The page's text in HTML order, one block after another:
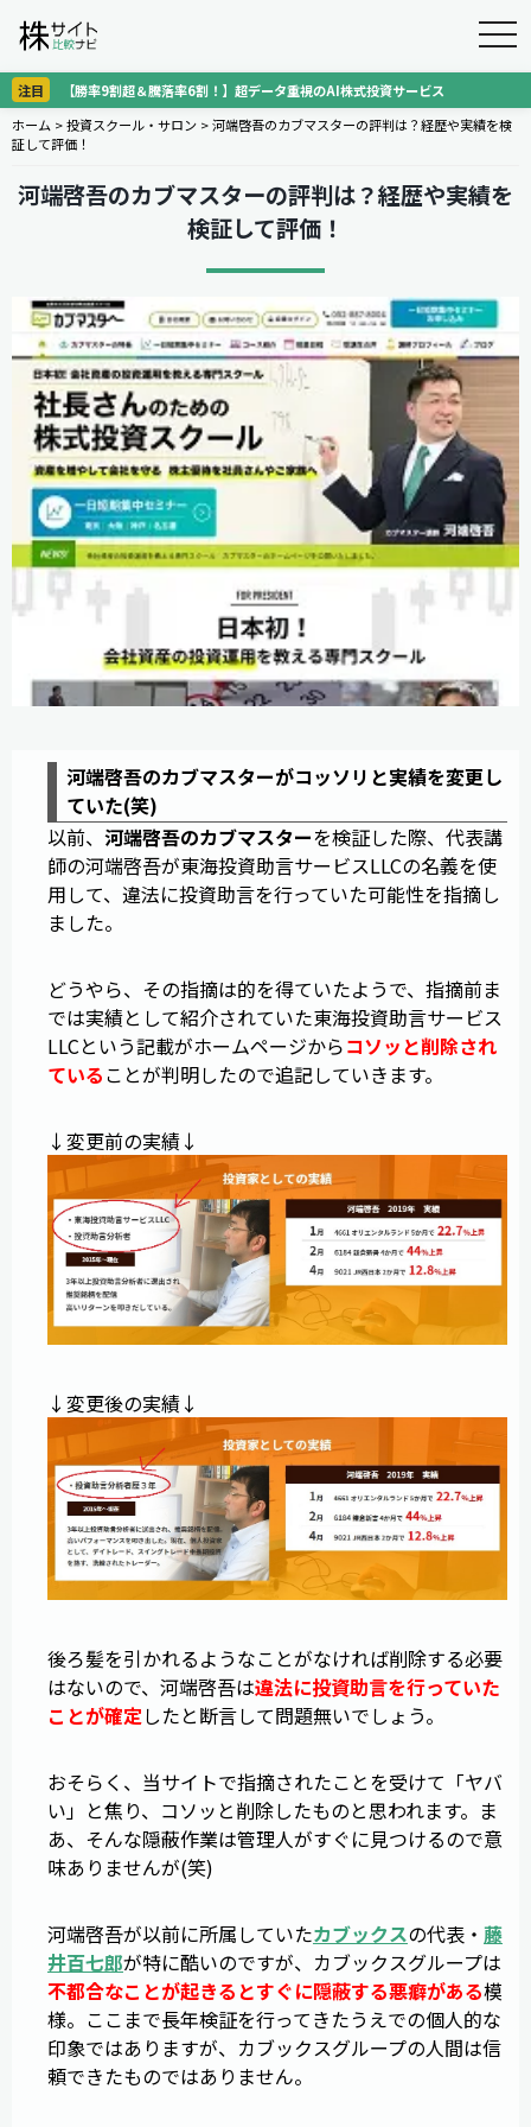
注目
【勝率9割超＆騰落率6割！】超データ重視のAI株式投資サービス
ホーム >投資スクール・サロン >河端啓吾のカブマスターの評判は？経歴や実績を検
証して評価！
河端啓吾のカブマスターの評判は？経歴や実績を
検証して評価！
河端啓吾のカブマスターがコッソリと実績を変更し
ていた(笑)
以前、 河端啓吾のカブマスターを検証した際、代表講
師の河端啓吾が東海投資助言サービスLLCの名義を使
用して、違法に投資助言を行っていた可能性を指摘し
ました。
どうやら、その指摘は的を得ていたようで、指摘前ま
では実績として紹介されていた東海投資助言サービス
LLCという記載がホームページからコソッと削除され
ていることが判明したので追記していきます。
↓変更前の実績↓
↓変更後の実績↓
後ろ髪を引かれるようなことがなければ削除する必要
はないので、河端啓吾は違法に投資助言を行っていた
ことが確定したと断言して問題無いでしょう。
おそらく、当サイトで指摘されたことを受けて「ヤバ
い」と焦り、コソッと削除したものと思われます。ま
あ、そんな隠蔽作業は管理人がすぐに見つけるので意
味ありませんが(笑)
河端啓吾が以前に所属していたカブックスの代表・ 藤
井百七郎が特に酷いのですが、カブックスグループは
不都合なことが起きるとすぐに隠蔽する悪癖がある模
様。ここまで長年検証を行ってきたうえでの個人的な
印象ではありますが、カブックスグループの人間は信
頼できたものではありません。